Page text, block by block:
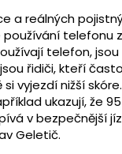
a reálných
používání telefonu
telefon, jsou
řidiči, kteří často
vyjezdí nižší
ukazují, že 95
v bezpečnější
Geletič.